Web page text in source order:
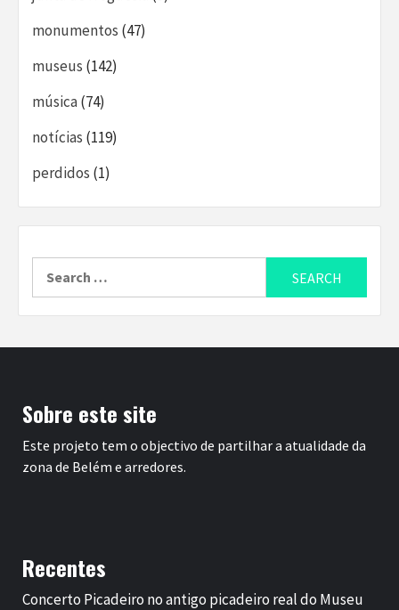
monumentos (47)
museus (142)
música(74)
notícias (119)
perdidos (1)
Sobre este site
Este projeto tem o objectivo de partilhar a atualidade da
zona de Belém e arredores.
Recentes
Concerto Picadeiro no antigo picadeiro real do Museu